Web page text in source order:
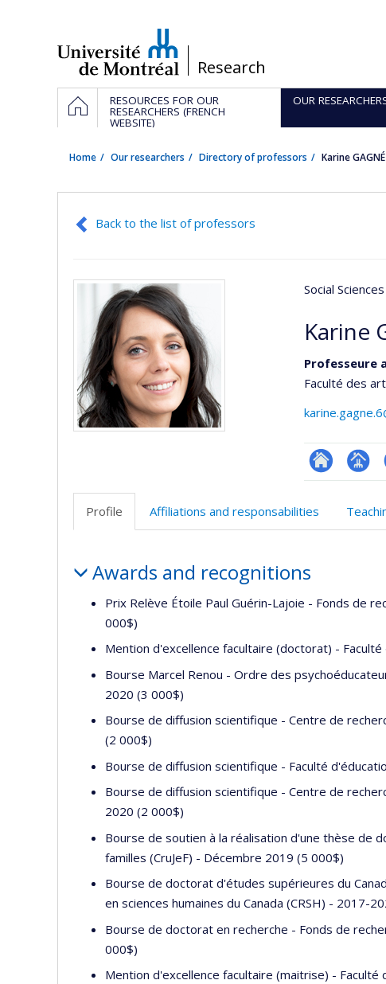
/Research
Navigation
principale
HOMERESOURCES FOR OUR
RESEARCHERS (FRENCH
WEBSITE)
OUR
Home Our researchers Directory of professors Karine GAGNÉ
Back to the list of professors
Social
Karine
Professeure
Faculté des
Page
Profile
Affiliations and responsabilities
Awards and recognitions
Prix Relève Étoile Paul Guérin-Lajoie - Fonds de
000$)
Mention d'excellence facultaire (doctorat) -
Bourse Marcel Renou - Ordre des
2020 (3 000$)
Bourse de diffusion scientifique - Centre de
(2 000$)
Bourse de diffusion scientifique - Faculté
Bourse de diffusion scientifique - Centre de
2020 (2 000$)
Bourse de soutien à la réalisation d'une thèse de
familles (CruJeF) - Décembre 2019 (5 000$)
Bourse de doctorat d'études supérieures du
en sciences humaines du Canada (CRSH) - 2017-
Bourse de doctorat en recherche - Fonds de
000$)
Mention d'excellence facultaire (maitrise) -